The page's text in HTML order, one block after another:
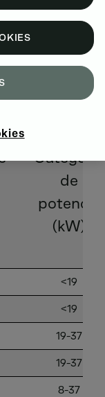
Categoría
de
potencia
(kW)
<19
<19
19-37
19-37
8-37